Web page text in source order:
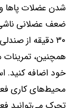
شدن عضلات پاها
ضعف عضلانی
۳۰ دقیقه از
همچنین، تمرینات
خود اضافه کنید.
محیط‌های کاری